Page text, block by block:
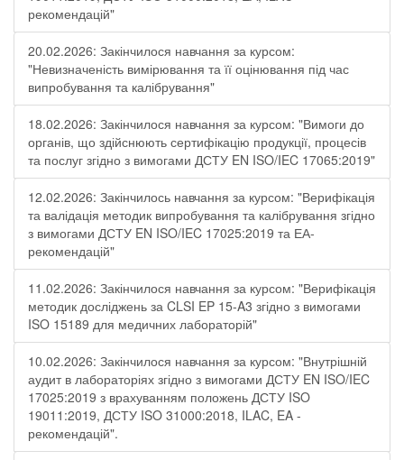
рекомендацій"
20.02.2026: Закінчилося навчання за курсом:
"Невизначеність вимірювання та її оцінювання під час
випробування та калібрування"
18.02.2026: Закінчилося навчання за курсом: "Вимоги до
органів, що здійснюють сертифікацію продукції, процесів
та послуг згідно з вимогами ДСТУ EN ISO/IEC 17065:2019"
12.02.2026: Закінчилось навчання за курсом: "Верифікація
та валідація методик випробування та калібрування згідно
з вимогами ДСТУ EN ISO/IEC 17025:2019 та ЕА-
рекомендацій"
11.02.2026: Закінчилося навчання за курсом: "Верифікація
методик досліджень за CLSI EP 15-A3 згідно з вимогами
ISO 15189 для медичних лабораторій"
10.02.2026: Закінчилося навчання за курсом: "Внутрішній
аудит в лабораторіях згідно з вимогами ДСТУ EN ISO/IEC
17025:2019 з врахуванням положень ДСТУ ISO
19011:2019, ДСТУ ISO 31000:2018, ILAC, EA -
рекомендацій".